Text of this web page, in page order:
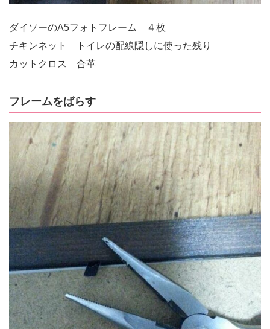
ダイソーのA5フォトフレーム ４枚
チキンネット トイレの配線隠しに使った残り
カットクロス 合革
フレームをばらす